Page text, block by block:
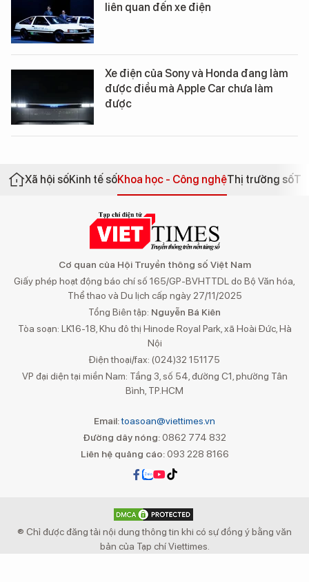
liên quan đến xe điện
Xe điện của Sony và Honda đang làm
được điều mà Apple Car chưa làm
được
Xã hội sốKinh tế sốKhoa học - Công nghệThị trường số
Cơ quan của Hội Truyền thông số Việt Nam
Giấy phép hoạt động báo chí số 165/GP-BVHTTDL do Bộ Văn hóa,
Thể thao và Du lịch cấp ngày 27/11/2025
Tổng Biên tập: Nguyễn Bá Kiên
Tòa soạn: LK16-18, Khu đô thị Hinode Royal Park, xã Hoài Đức, Hà
Nội
Điện thoại/fax: (024)32 151175
VP đại diện tại miền Nam: Tầng 3, số 54, đường C1, phường Tân
Bình, TP.HCM
Email:toasoan@viettimes.vn
Đường dây nóng: 0862 774 832
Liên hệ quảng cáo:093 228 8166
® Chỉ được đăng tải nội dung thông tin khi có sự đồng ý bằng văn
bản của Tạp chí Viettimes.